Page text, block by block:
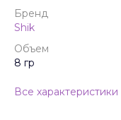
Бренд
Shik
Объем
8 гр
Все характеристики